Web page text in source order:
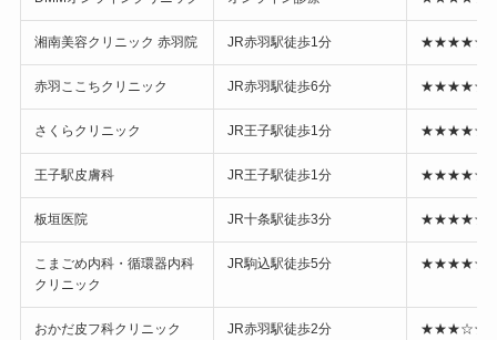
湘南美容クリニック 赤羽院 JR赤羽駅徒歩1分 ★★★★☆
赤羽ここちクリニック JR赤羽駅徒歩6分 ★★★★☆
さくらクリニック JR王子駅徒歩1分 ★★★★☆
王子駅皮膚科 JR王子駅徒歩1分 ★★★★☆
板垣医院 JR十条駅徒歩3分 ★★★★☆
こまごめ内科・循環器内科
クリニック
JR駒込駅徒歩5分 ★★★★☆
おかだ皮フ科クリニック JR赤羽駅徒歩2分 ★★★☆☆